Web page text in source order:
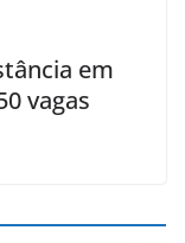
em
vagas